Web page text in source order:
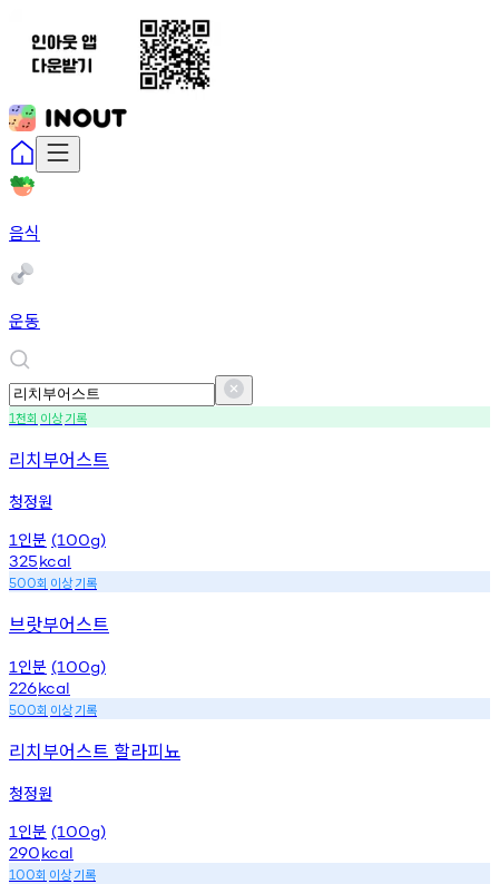
음식
운동
1천회 이상기록
리치부어스트
청정원
1 인분 (100g)
325kcal
500회 이상기록
브랏부어스트
1 인분 (100g)
226kcal
500회 이상기록
리치부어스트 할라피뇨
청정원
1 인분 (100g)
290kcal
100회 이상기록